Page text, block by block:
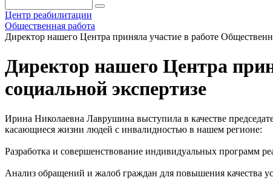
Центр реабилитации
Общественная работа
Директор нашего Центра приняла участие в работе
Директор нашего Центра
социальной экспертизе
Ирина Николаевна Лаврушина выступила в качестве
касающиеся жизни людей с инвалидностью в нашем регионе:
Разработка и совершенствование индивидуальных программ
Анализ обращений и жалоб граждан для повышения качества